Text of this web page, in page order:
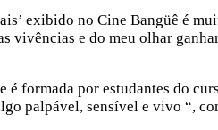
exibido no Cine Bangüê é
e do meu olhar
formada por estudantes do
palpável, sensível e vivo “,